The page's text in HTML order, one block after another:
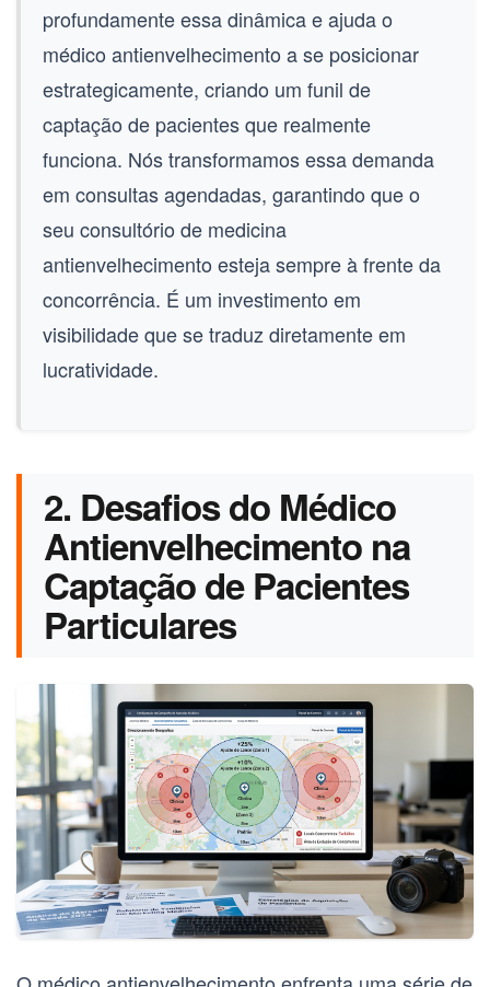
profundamente essa dinâmica e ajuda o
médico antienvelhecimento a se posicionar
estrategicamente, criando um funil de
captação de pacientes que realmente
funciona. Nós transformamos essa demanda
em consultas agendadas, garantindo que o
seu consultório de medicina
antienvelhecimento esteja sempre à frente da
concorrência. É um investimento em
visibilidade que se traduz diretamente em
lucratividade.
2. Desafios do Médico
Antienvelhecimento na
Captação de Pacientes
Particulares